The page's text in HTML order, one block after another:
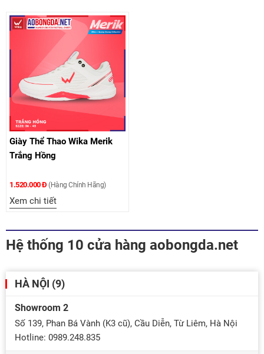
Giày Thể Thao Wika Merik
Trắng Hồng
1.520.000 Đ (Hàng Chính Hãng)
Xem chi tiết
Hệ thống 10 cửa hàng aobongda.net
HÀ NỘI (9)
Showroom 2
Số 139, Phan Bá Vành (K3 cũ), Cầu Diễn, Từ Liêm, Hà Nội
Hotline: 0989.248.835